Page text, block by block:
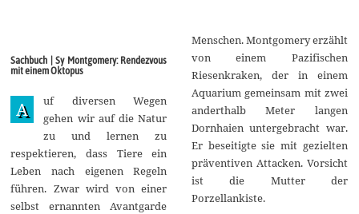
a
2
0
1
8
Sachbuch | Sy Montgomery: Rendezvous
mit einem Oktopus
A
uf diversen Wegen
gehen wir auf die Natur
zu und lernen zu
respektieren, dass Tiere ein
Leben nach eigenen Regeln
führen. Zwar wird von einer
selbst ernannten Avantgarde
Menschen. Montgomery erzählt
von einem Pazifischen
Riesenkraken, der in einem
Aquarium gemeinsam mit zwei
anderthalb Meter langen
Dornhaien untergebracht war.
Er beseitigte sie mit gezielten
präventiven Attacken. Vorsicht
ist die Mutter der
Porzellankiste.